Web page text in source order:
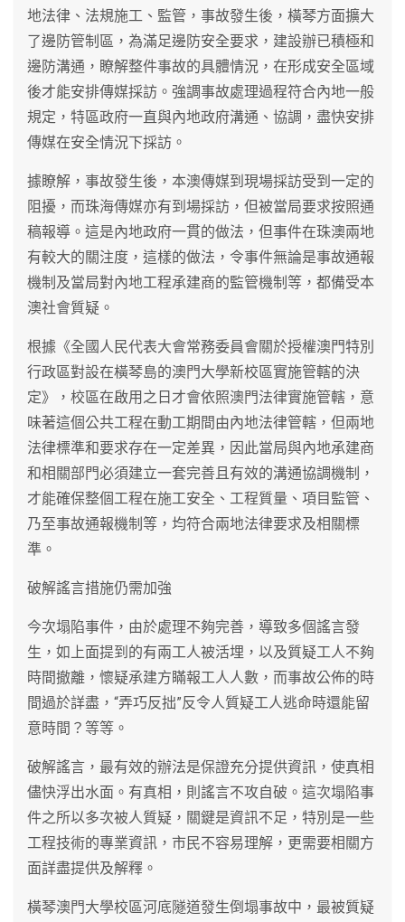
地法律、法規施工、監管，事故發生後，橫琴方面擴大
了邊防管制區，為滿足邊防安全要求，建設辦已積極和
邊防溝通，瞭解整件事故的具體情況，在形成安全區域
後才能安排傳媒採訪。強調事故處理過程符合內地一般
規定，特區政府一直與內地政府溝通、協調，盡快安排
傳媒在安全情況下採訪。
據瞭解，事故發生後，本澳傳媒到現場採訪受到一定的
阻擾，而珠海傳媒亦有到場採訪，但被當局要求按照通
稿報導。這是內地政府一貫的做法，但事件在珠澳兩地
有較大的關注度，這樣的做法，令事件無論是事故通報
機制及當局對內地工程承建商的監管機制等，都備受本
澳社會質疑。
根據《全國人民代表大會常務委員會關於授權澳門特別
行政區對設在橫琴島的澳門大學新校區實施管轄的決
定》，校區在啟用之日才會依照澳門法律實施管轄，意
味著這個公共工程在動工期間由內地法律管轄，但兩地
法律標準和要求存在一定差異，因此當局與內地承建商
和相關部門必須建立一套完善且有效的溝通協調機制，
才能確保整個工程在施工安全、工程質量、項目監管、
乃至事故通報機制等，均符合兩地法律要求及相關標
準。
破解謠言措施仍需加強
今次塌陷事件，由於處理不夠完善，導致多個謠言發
生，如上面提到的有兩工人被活埋，以及質疑工人不夠
時間撤離，懷疑承建方瞞報工人人數，而事故公佈的時
間過於詳盡，“弄巧反拙”反令人質疑工人逃命時還能留
意時間？等等。
破解謠言，最有效的辦法是保證充分提供資訊，使真相
儘快浮出水面。有真相，則謠言不攻自破。這次塌陷事
件之所以多次被人質疑，關鍵是資訊不足，特別是一些
工程技術的專業資訊，市民不容易理解，更需要相關方
面詳盡提供及解釋。
橫琴澳門大學校區河底隧道發生倒塌事故中，最被質疑